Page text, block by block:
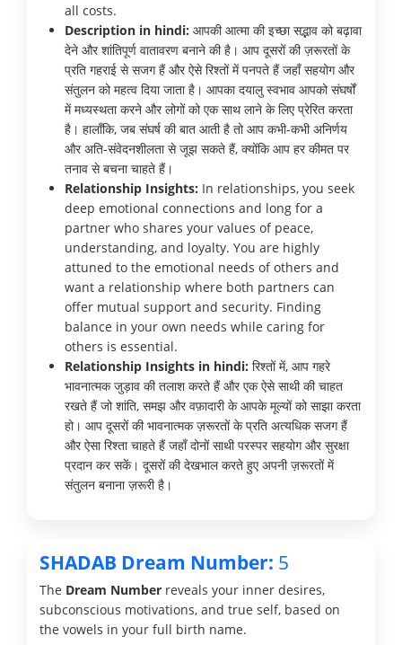
all costs.
Description in hindi: आपकी आत्मा की इच्छा सद्भाव को बढ़ावा
देने और शांतिपूर्ण वातावरण बनाने की है। आप दूसरों की ज़रूरतों के
प्रति गहराई से सजग हैं और ऐसे रिश्तों में पनपते हैं जहाँ सहयोग और
संतुलन को महत्व दिया जाता है। आपका दयालु स्वभाव आपको संघर्षों
में मध्यस्थता करने और लोगों को एक साथ लाने के लिए प्रेरित करता
है। हालाँकि, जब संघर्ष की बात आती है तो आप कभी-कभी अनिर्णय
और अति-संवेदनशीलता से जूझ सकते हैं, क्योंकि आप हर कीमत पर
तनाव से बचना चाहते हैं।
Relationship Insights: In relationships, you seek
deep emotional connections and long for a
partner who shares your values of peace,
understanding, and loyalty. You are highly
attuned to the emotional needs of others and
want a relationship where both partners can
offer mutual support and security. Finding
balance in your own needs while caring for
others is essential.
Relationship Insights in hindi: रिश्तों में, आप गहरे
भावनात्मक जुड़ाव की तलाश करते हैं और एक ऐसे साथी की चाहत
रखते हैं जो शांति, समझ और वफ़ादारी के आपके मूल्यों को साझा करता
हो। आप दूसरों की भावनात्मक ज़रूरतों के प्रति अत्यधिक सजग हैं
और ऐसा रिश्ता चाहते हैं जहाँ दोनों साथी परस्पर सहयोग और सुरक्षा
प्रदान कर सकें। दूसरों की देखभाल करते हुए अपनी ज़रूरतों में
संतुलन बनाना ज़रूरी है।
SHADAB Dream Number: 5
The Dream Number reveals your inner desires,
subconscious motivations, and true self, based on
the vowels in your full birth name.